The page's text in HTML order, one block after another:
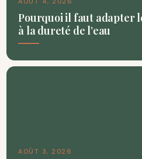
Pourquoi il faut adapter
à la dureté de l’eau
AOÛT 3, 2026